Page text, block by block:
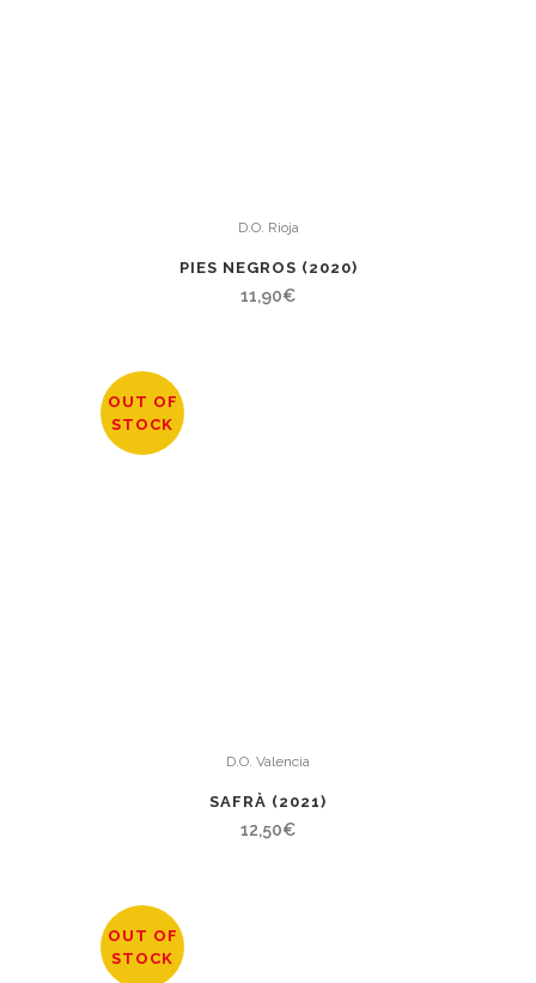
D.O. Rioja
PIES NEGROS (2020)
11,90€
OUT OF
STOCK
D.O. Valencia
SAFRÀ (2021)
12,50€
OUT OF
STOCK